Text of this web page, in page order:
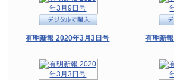
有明新報 2020年3月3日号 有明新